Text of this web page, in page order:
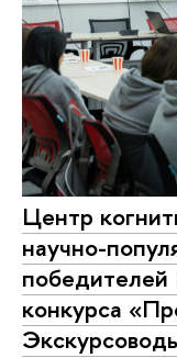
Центр
научно-
победителей
конкурса